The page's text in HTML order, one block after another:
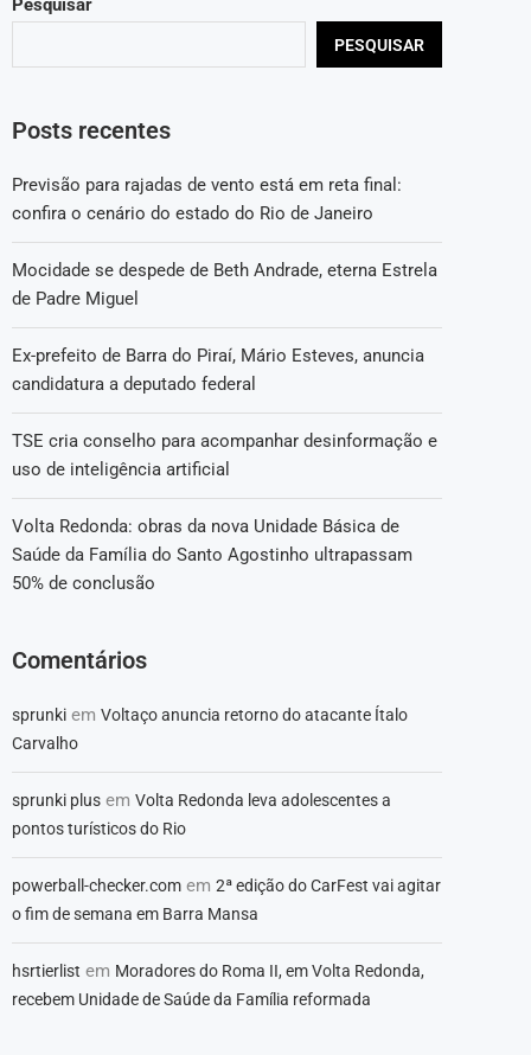
Pesquisar
PESQUISAR
Posts recentes
Previsão para rajadas de vento está em reta final:
confira o cenário do estado do Rio de Janeiro
Mocidade se despede de Beth Andrade, eterna Estrela
de Padre Miguel
Ex-prefeito de Barra do Piraí, Mário Esteves, anuncia
candidatura a deputado federal
TSE cria conselho para acompanhar desinformação e
uso de inteligência artificial
Volta Redonda: obras da nova Unidade Básica de
Saúde da Família do Santo Agostinho ultrapassam
50% de conclusão
Comentários
sprunki em Voltaço anuncia retorno do atacante Ítalo
Carvalho
sprunki plus em Volta Redonda leva adolescentes a
pontos turísticos do Rio
powerball-checker.com em 2ª edição do CarFest vai agitar
o fim de semana em Barra Mansa
hsrtierlist em Moradores do Roma II, em Volta Redonda,
recebem Unidade de Saúde da Família reformada